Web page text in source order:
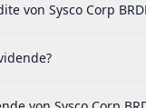
von Sysco Corp